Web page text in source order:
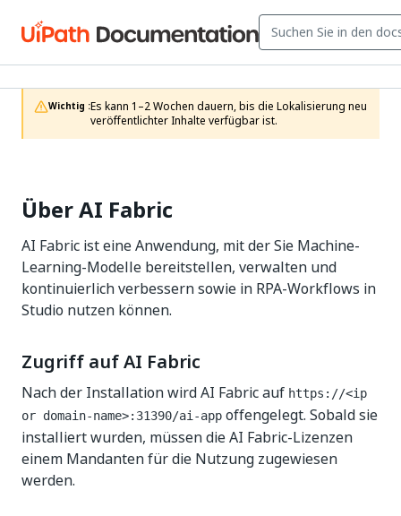
Wichtig :Es kann 1–2 Wochen dauern, bis die Lokalisierung neu
veröffentlichter Inhalte verfügbar ist.
Über AI Fabric
AI Fabric ist eine Anwendung, mit der Sie Machine-
Learning-Modelle bereitstellen, verwalten und
kontinuierlich verbessern sowie in RPA-Workflows in
Studio nutzen können.
Zugriff auf AI Fabric
Nach der Installation wird AI Fabric auf https://<ip
or domain-name>:31390/ai-app offengelegt. Sobald sie
installiert wurden, müssen die AI Fabric-Lizenzen
einem Mandanten für die Nutzung zugewiesen
werden.